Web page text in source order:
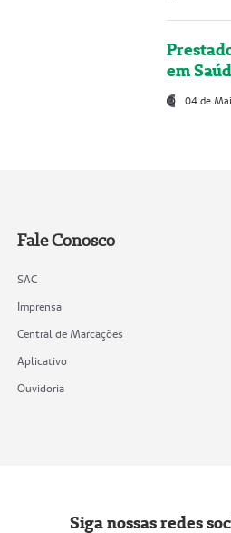
em
04 de
Fale Conosco
SAC
Imprensa
Central de Marcações
Aplicativo
Ouvidoria
Siga nossas redes